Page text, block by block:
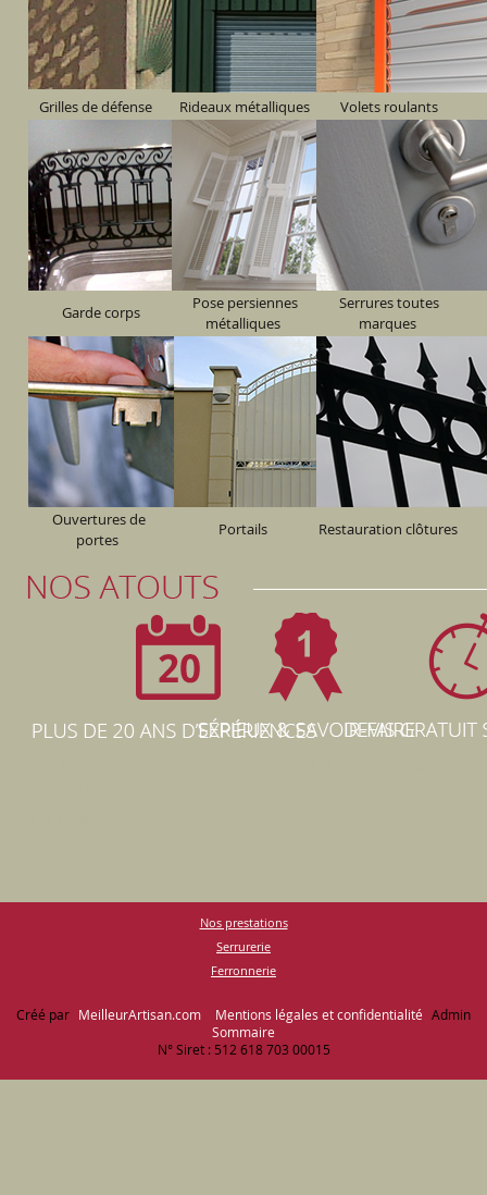
Grilles de défense Rideaux métalliques Volets roulants
Garde corps
Pose persiennes
métalliques
Serrures toutes
marques
Ouvertures de
portes
Portails Restauration clôtures
Nos prestations
Serrurerie
Ferronnerie
Créé par MeilleurArtisan.com Mentions légales et confidentialité Admin
Sommaire
N° Siret : 512 618 703 00015